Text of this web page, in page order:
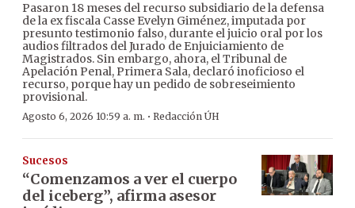
Pasaron 18 meses del recurso subsidiario de la defensa
de la ex fiscala Casse Evelyn Giménez, imputada por
presunto testimonio falso, durante el juicio oral por los
audios filtrados del Jurado de Enjuiciamiento de
Magistrados. Sin embargo, ahora, el Tribunal de
Apelación Penal, Primera Sala, declaró inoficioso el
recurso, porque hay un pedido de sobreseimiento
provisional.
Agosto 6, 2026 10:59 a. m. · Redacción ÚH
Sucesos
“Comenzamos a ver el cuerpo
del iceberg”, afirma asesor